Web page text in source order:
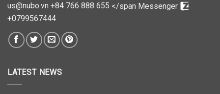
us@nubo.vn +84 766 888 655 </span Messenger
+0799567444
LATEST NEWS